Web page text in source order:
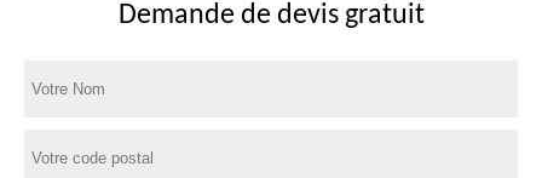
Demande de devis gratuit